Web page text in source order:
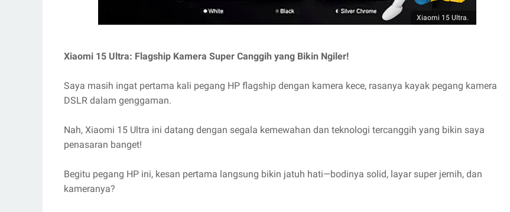
Xiaomi 15 Ultra.
Xiaomi 15 Ultra: Flagship Kamera Super Canggih yang Bikin Ngiler!
Saya masih ingat pertama kali pegang HP flagship dengan kamera kece, rasanya kayak pegang kamera
DSLR dalam genggaman.
Nah, Xiaomi 15 Ultra ini datang dengan segala kemewahan dan teknologi tercanggih yang bikin saya
penasaran banget!
Begitu pegang HP ini, kesan pertama langsung bikin jatuh hati—bodinya solid, layar super jernih, dan
kameranya?